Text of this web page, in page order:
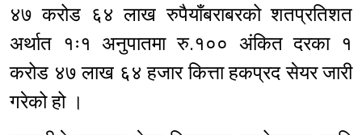
४७ करोड ६४ लाख रुपैयाँबराबरको शतप्रतिशत
अर्थात १ः१ अनुपातमा रु.१०० अंकित दरका १
करोड ४७ लाख ६४ हजार कित्ता हकप्रद सेयर जारी
गरेको हो ।